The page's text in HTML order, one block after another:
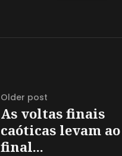
Older post
As voltas finais
caóticas levam ao
final...